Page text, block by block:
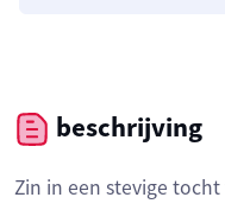
beschrijving
Zin in een stevige